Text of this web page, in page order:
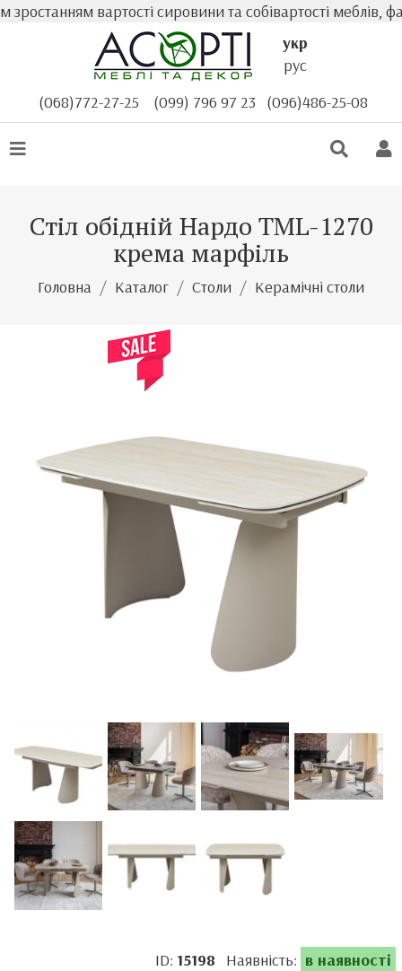
вартості сировини та собівартості меблів,
укр
рус
(068)772-27-25
(099) 796 97 23 (096)486-25-08
Стіл обідній Нардо TML-1270
крема марфіль
Головна Каталог Столи Керамічні столи
ID: 15198 Наявність: в наявності